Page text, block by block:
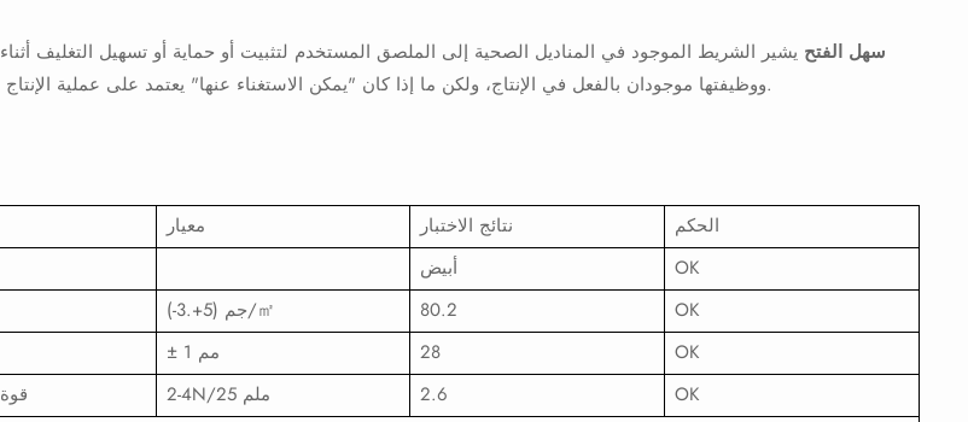
سهل الفتح يشير الشريط الموجود في المناديل الصحية إلى الملصق المستخدم لتثبيت أو حماية أو تسهيل التغليف أثناء
ووظيفتها موجودان بالفعل في الإنتاج، ولكن ما إذا كان "يمكن الاستغناء عنها" يعتمد على عملية الإنتاج وتصميم العلامة التجارية.
معيار نتائج الاختبار
الحكم
أبيض
OK
(-3.+5) جم/㎡ 80.2
OK
± 1 مم 28
OK
قوة
2-4N/25 ملم 2.6
OK